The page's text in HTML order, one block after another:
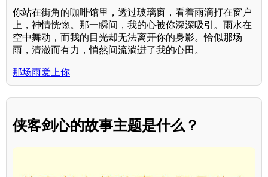
你站在街角的咖啡馆里，透过玻璃窗，看着雨滴打在窗户
上，神情恍惚。那一瞬间，我的心被你深深吸引。雨水在
空中舞动，而我的目光却无法离开你的身影。恰似那场
雨，清澈而有力，悄然间流淌进了我的心田。
那场雨爱上你
侠客剑心的故事主题是什么？